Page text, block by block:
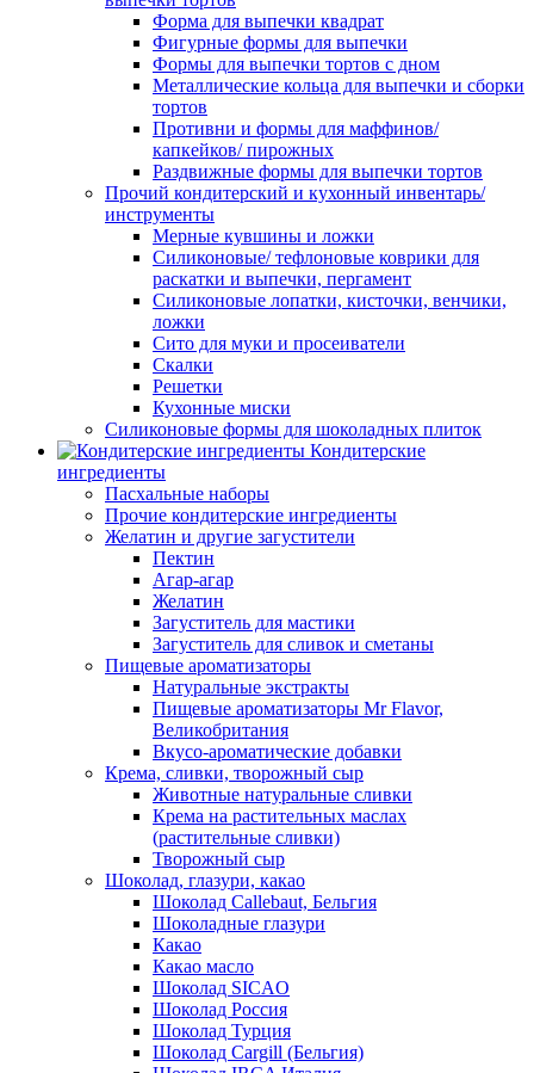
Форма для выпечки квадрат
Фигурные формы для выпечки
Формы для выпечки тортов с дном
Металлические кольца для выпечки и сборки
тортов
Противни и формы для маффинов/
капкейков/ пирожных
Раздвижные формы для выпечки тортов
Прочий кондитерский и кухонный инвентарь/
инструменты
Мерные кувшины и ложки
Силиконовые/ тефлоновые коврики для
раскатки и выпечки, пергамент
Силиконовые лопатки, кисточки, венчики,
ложки
Сито для муки и просеиватели
Скалки
Решетки
Кухонные миски
Силиконовые формы для шоколадных плиток
Кондитерские
ингредиенты
Пасхальные наборы
Прочие кондитерские ингредиенты
Желатин и другие загустители
Пектин
Агар-агар
Желатин
Загуститель для мастики
Загуститель для сливок и сметаны
Пищевые ароматизаторы
Натуральные экстракты
Пищевые ароматизаторы Mr Flavor,
Великобритания
Вкусо-ароматические добавки
Крема, сливки, творожный сыр
Животные натуральные сливки
Крема на растительных маслах
(растительные сливки)
Творожный сыр
Шоколад, глазури, какао
Шоколад Callebaut, Бельгия
Шоколадные глазури
Какао
Какао масло
Шоколад SICAO
Шоколад Россия
Шоколад Турция
Шоколад Cargill (Бельгия)